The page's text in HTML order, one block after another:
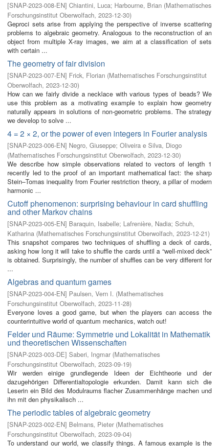
[SNAP-2023-008-EN] Chiantini, Luca; Harbourne, Brian (Mathematisches
Forschungsinstitut Oberwolfach, 2023-12-30)
Geproci sets arise from applying the perspective of inverse scattering
problems to algebraic geometry. Analogous to the reconstruction of an
object from multiple X-ray images, we aim at a classification of sets
with certain ...
The geometry of fair division
[SNAP-2023-007-EN] Frick, Florian (Mathematisches Forschungsinstitut
Oberwolfach, 2023-12-30)
How can we fairly divide a necklace with various types of beads? We
use this problem as a motivating example to explain how geometry
naturally appears in solutions of non-geometric problems. The strategy
we develop to solve ...
4 = 2 × 2, or the power of even integers in Fourier analysis
[SNAP-2023-006-EN] Negro, Giuseppe; Oliveira e Silva, Diogo
(Mathematisches Forschungsinstitut Oberwolfach, 2023-12-30)
We describe how simple observations related to vectors of length 1
recently led to the proof of an important mathematical fact: the sharp
Stein–Tomas inequality from Fourier restriction theory, a pillar of modern
harmonic ...
Cutoff phenomenon: surprising behaviour in card shuffling
and other Markov chains
[SNAP-2023-005-EN] Baraquin, Isabelle; Lafrenière, Nadia; Schuh,
Katharina (Mathematisches Forschungsinstitut Oberwolfach, 2023-12-21)
This snapshot compares two techniques of shuffling a deck of cards,
asking how long it will take to shuffle the cards until a “well-mixed deck”
is obtained. Surprisingly, the number of shuffles can be very different for
...
Algebras and quantum games
[SNAP-2023-004-EN] Paulsen, Vern I. (Mathematisches
Forschungsinstitut Oberwolfach, 2023-11-28)
Everyone loves a good game, but when the players can access the
counterintuitive world of quantum mechanics, watch out!
Felder und Räume: Symmetrie und Lokalität in Mathematik
und theoretischen Wissenschaften
[SNAP-2023-003-DE] Saberi, Ingmar (Mathematisches
Forschungsinstitut Oberwolfach, 2023-09-19)
Wir werden einige grundlegende Ideen der Eichtheorie und der
dazugehörigen Differentialtopologie erkunden. Damit kann sich die
Leserin ein Bild des Modulraums flacher Zusammenhänge machen und
ihn mit den physikalisch ...
The periodic tables of algebraic geometry
[SNAP-2023-002-EN] Belmans, Pieter (Mathematisches
Forschungsinstitut Oberwolfach, 2023-09-04)
To understand our world, we classify things. A famous example is the